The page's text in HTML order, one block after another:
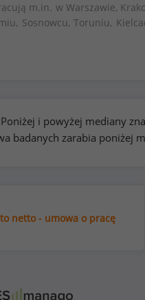
m.in. w Warszawie,
Sosnowcu, Toruniu,
i powyżej mediany
badanych zarabia poniżej
netto - umowa o pracę